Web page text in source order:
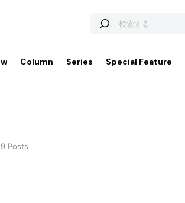
Column Series Special Feature
Posts